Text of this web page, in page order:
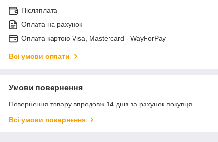
Післяплата
Оплата на рахунок
Оплата картою Visa, Mastercard - WayForPay
Всі умови оплати
Умови повернення
Повернення товару впродовж 14 днів за рахунок покупця
Всі умови повернення